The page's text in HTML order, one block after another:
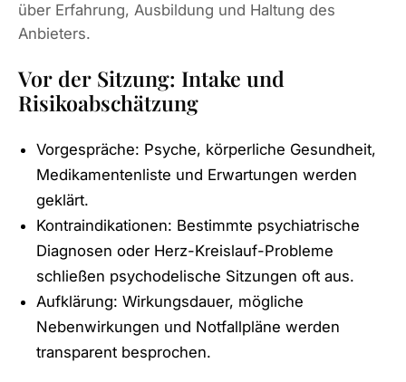
über Erfahrung, Ausbildung und Haltung des
Anbieters.
Vor der Sitzung: Intake und
Risikoabschätzung
Vorgespräche: Psyche, körperliche Gesundheit,
Medikamentenliste und Erwartungen werden
geklärt.
Kontraindikationen: Bestimmte psychiatrische
Diagnosen oder Herz-Kreislauf-Probleme
schließen psychodelische Sitzungen oft aus.
Aufklärung: Wirkungsdauer, mögliche
Nebenwirkungen und Notfallpläne werden
transparent besprochen.